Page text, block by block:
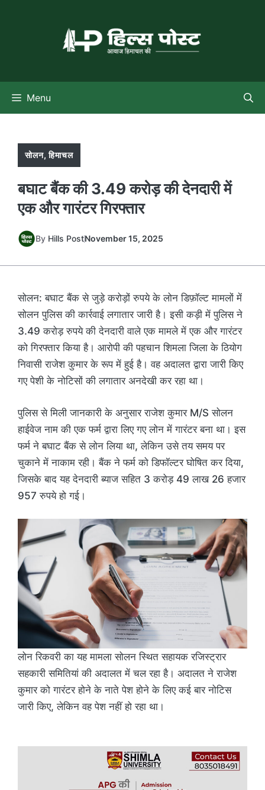
Menu
सोलन,हिमाचल
बघाट बैंक की 3.49 करोड़ की देनदारी में
एक और गारंटर गिरफ्तार
By Hills PostNovember 15, 2025
सोलन: बघाट बैंक से जुड़े करोड़ों रुपये के लोन डिफ़ॉल्ट मामलों में
सोलन पुलिस की कार्रवाई लगातार जारी है। इसी कड़ी में पुलिस ने
3.49 करोड़ रुपये की देनदारी वाले एक मामले में एक और गारंटर
को गिरफ्तार किया है। आरोपी की पहचान शिमला जिला के ठियोग
निवासी राजेश कुमार के रूप में हुई है। वह अदालत द्वारा जारी किए
गए पेशी के नोटिसों की लगातार अनदेखी कर रहा था।
पुलिस से मिली जानकारी के अनुसार राजेश कुमार M/S सोलन
हाईवेज नाम की एक फर्म द्वारा लिए गए लोन में गारंटर बना था। इस
फर्म ने बघाट बैंक से लोन लिया था, लेकिन उसे तय समय पर
चुकाने में नाकाम रही। बैंक ने फर्म को डिफॉल्टर घोषित कर दिया,
जिसके बाद यह देनदारी ब्याज सहित 3 करोड़ 49 लाख 26 हजार
957 रुपये हो गई।
लोन रिकवरी का यह मामला सोलन स्थित सहायक रजिस्ट्रार
सहकारी समितियां की अदालत में चल रहा है। अदालत ने राजेश
कुमार को गारंटर होने के नाते पेश होने के लिए कई बार नोटिस
जारी किए, लेकिन वह पेश नहीं हो रहा था।